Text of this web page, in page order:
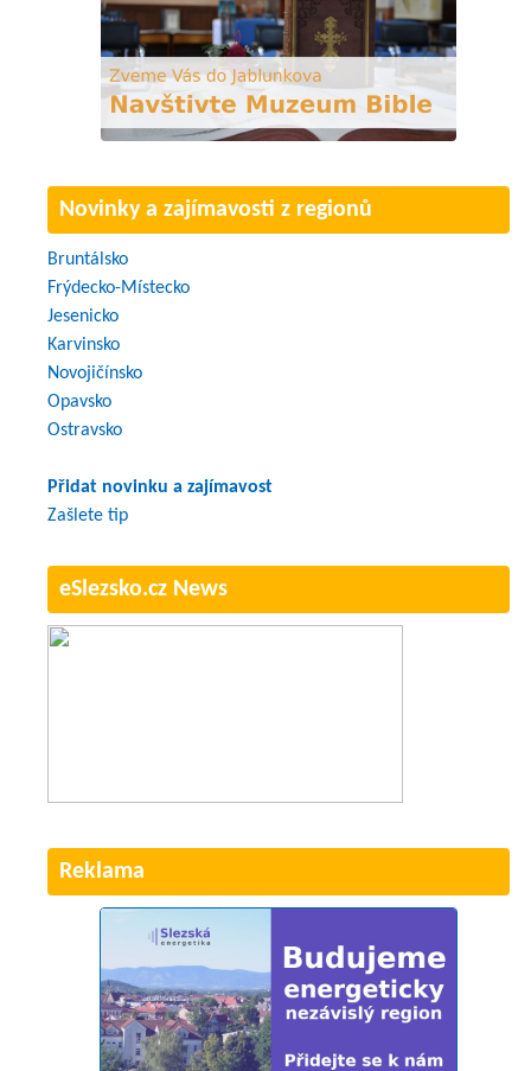
Novinky a zajímavosti z regionů
Bruntálsko
Frýdecko-Místecko
Jesenicko
Karvinsko
Novojičínsko
Opavsko
Ostravsko
Přidat novinku a zajímavost
Zašlete tip
eSlezsko.cz News
Reklama